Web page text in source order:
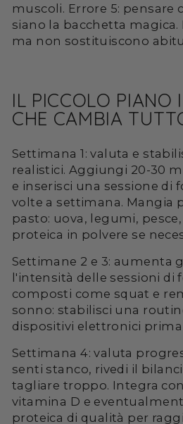
muscoli. Errore 5: pensare
siano la bacchetta magica.
ma non sostituiscono
IL PICCOLO PIANO
CHE CAMBIA
Settimana 1: valuta e
realistici. Aggiungi 20-30
e inserisci una sessione di
volte a settimana. Mangia
pasto: uova, legumi,
proteica in polvere se
Settimane 2 e 3: aumenta
l'intensità delle sessioni di
composti come squat e
sonno: stabilisci una
dispositivi elettronici
Settimana 4: valuta
senti stanco, rivedi il
tagliare troppo. Integra
vitamina D e
proteica di qualità per